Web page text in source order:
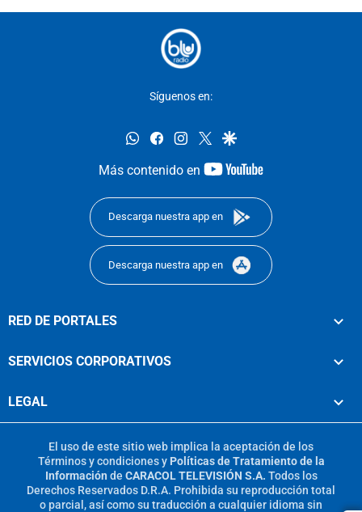
Síguenos en:
whatsappfacebookinstagram
twittergoogle
Más contenido en
youtube-
Descarga nuestra app en
Descarga nuestra app en
RED DE PORTALES
SERVICIOS CORPORATIVOS
LEGAL
El uso de este sitio web implica la aceptación de los
Términos y condicionesy Políticas de Tratamiento de la
Información de CARACOL TELEVISIÓN S.A. Todos los
Derechos Reservados D.R.A. Prohibida su reproducción total
o parcial, así como su traducción a cualquier idioma sin